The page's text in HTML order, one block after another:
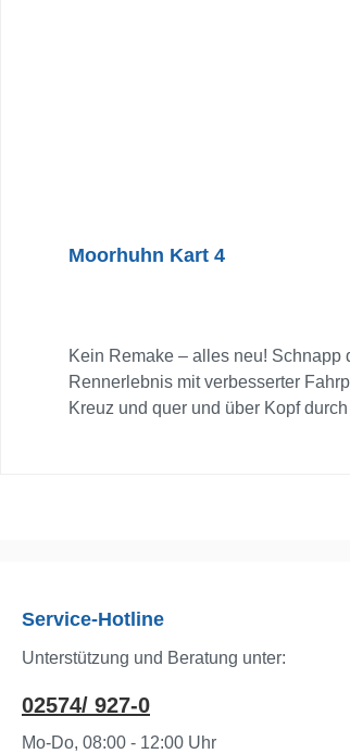
deinen Freunden oder finde neue
Moorhuhn Kart 4
Kein Remake – alles neu!
Rennerlebnis mit verbesserter
Kreuz und quer und über Kopf
Service-Hotline
Unterstützung und Beratung unter:
02574/ 927-0
Mo-Do, 08:00 - 12:00 Uhr